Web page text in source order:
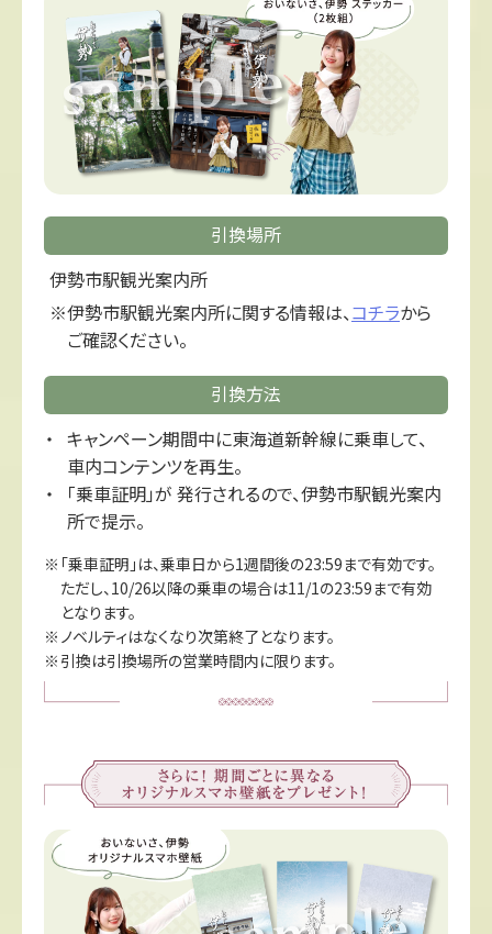
引換場所
伊勢市駅観光案内所
伊勢市駅観光案内所に関する情報は、コチラから
ご確認ください。
引換方法
キャンペーン期間中に東海道新幹線に乗車して、
車内コンテンツを再生。
「乗車証明」が 発行されるので、伊勢市駅観光案内
所で提示。
「乗車証明」は、乗車日から1週間後の23:59まで有効です。
ただし、10/26以降の乗車の場合は11/1の23:59まで有効
となります。
ノベルティはなくなり次第終了となります。
引換は引換場所の営業時間内に限ります。